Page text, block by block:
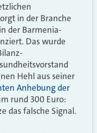
in der Branche
der Barmenia-
Das wurde
Hehl aus seiner
Anhebung der
rund 300 Euro:
das falsche Signal.